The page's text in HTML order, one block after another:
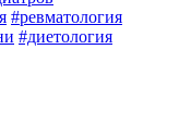
#ревматология
#диетология